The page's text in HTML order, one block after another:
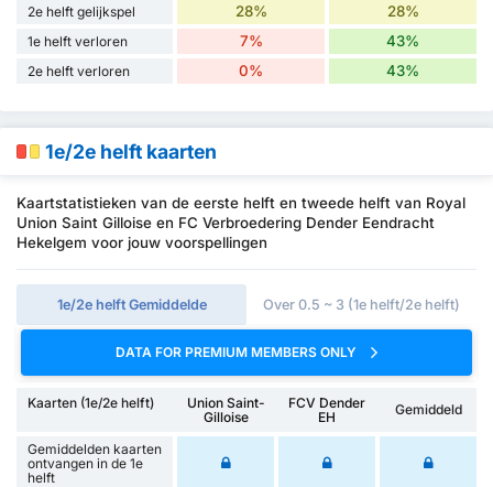
2e helft gelijkspel 28% 28%
1e helft verloren 7% 43%
2e helft verloren 0% 43%
1e/2e helft kaarten
Kaartstatistieken van de eerste helft en tweede helft van Royal
Union Saint Gilloise en FC Verbroedering Dender Eendracht
Hekelgem voor jouw voorspellingen
1e/2e helft Gemiddelde Over 0.5 ~ 3 (1e helft/2e helft)
DATA FOR PREMIUM MEMBERS ONLY
Kaarten (1e/2e helft)
Union Saint-
Gilloise
FCV Dender
EH
Gemiddeld
Gemiddelden kaarten
ontvangen in de 1e
helft